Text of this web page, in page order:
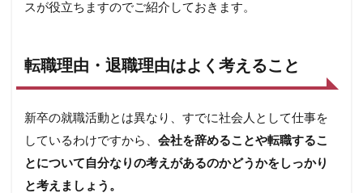
スが役立ちますのでご紹介しておきます。
転職理由・退職理由はよく考えること
新卒の就職活動とは異なり、すでに社会人として仕事を
しているわけですから、 会社を辞めることや転職するこ
とについて自分なりの考えがあるのかどうかをしっかり
と考えましょう。